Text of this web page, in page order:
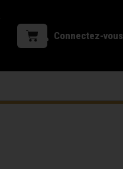
Connectez-vous